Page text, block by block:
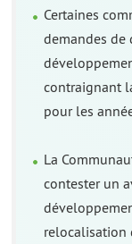
Certaines
demandes de
contraignant
pour les
La
contester un
relocalisation